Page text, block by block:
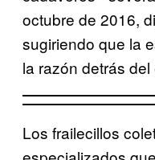
octubre de 2016,
sugiriendo que la
la razón detrás
Los frailecillos